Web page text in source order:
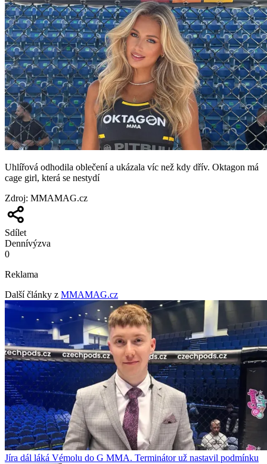
Uhlířová odhodila oblečení a ukázala víc než kdy dřív. Oktagon má
cage girl, která se nestydí
Zdroj: MMAMAG.cz
Sdílet
Dennívýzva
0
Reklama
Další články z MMAMAG.cz
Jíra dál láká Vémolu do G MMA. Terminátor už nastavil podmínku